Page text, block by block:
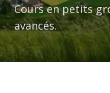
Cours en petits
avancés.